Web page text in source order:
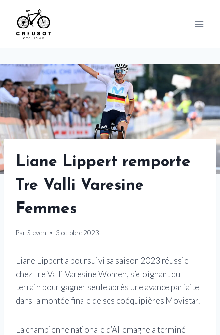
content
Liane Lippert remporte
Tre Valli Varesine
Femmes
Par Steven 3 octobre 2023
Liane Lippert a poursuivi sa saison 2023 réussie
chez Tre Valli Varesine Women, s’éloignant du
terrain pour gagner seule après une avance parfaite
dans la montée finale de ses coéquipières Movistar.
La championne nationale d’Allemagne a terminé